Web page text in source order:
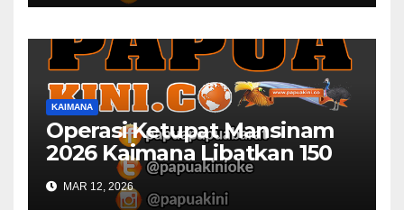
KAIMANA
Operasi Ketupat Mansinam
2026 Kaimana Libatkan 150
Personil Gabungan
MAR 12, 2026